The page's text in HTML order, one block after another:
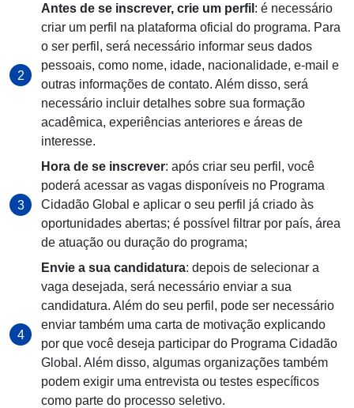
Antes de se inscrever, crie um perfil : é necessário
criar um perfil na plataforma oficial do programa. Para
o ser perfil, será necessário informar seus dados
pessoais, como nome, idade, nacionalidade, e-mail e
outras informações de contato. Além disso, será
necessário incluir detalhes sobre sua formação
acadêmica, experiências anteriores e áreas de
interesse.
Hora de se inscrever: após criar seu perfil, você
poderá acessar as vagas disponíveis no Programa
Cidadão Global e aplicar o seu perfil já criado às
oportunidades abertas; é possível filtrar por país, área
de atuação ou duração do programa;
Envie a sua candidatura: depois de selecionar a
vaga desejada, será necessário enviar a sua
candidatura. Além do seu perfil, pode ser necessário
enviar também uma carta de motivação explicando
por que você deseja participar do Programa Cidadão
Global. Além disso, algumas organizações também
podem exigir uma entrevista ou testes específicos
como parte do processo seletivo.